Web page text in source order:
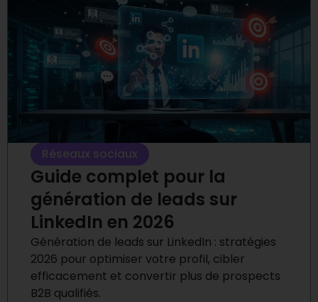
Réseaux sociaux
Guide complet pour la
génération de leads sur
LinkedIn en 2026
Génération de leads sur LinkedIn : stratégies
2026 pour optimiser votre profil, cibler
efficacement et convertir plus de prospects
B2B qualifiés.